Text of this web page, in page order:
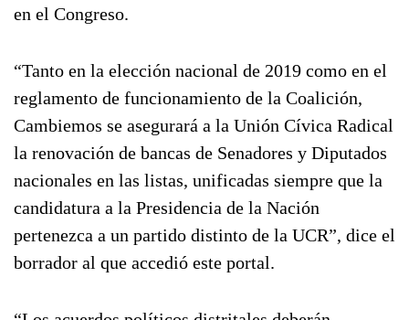
en el Congreso.
“Tanto en la elección nacional de 2019 como en el
reglamento de funcionamiento de la Coalición,
Cambiemos se asegurará a la Unión Cívica Radical
la renovación de bancas de Senadores y Diputados
nacionales en las listas, unificadas siempre que la
candidatura a la Presidencia de la Nación
pertenezca a un partido distinto de la UCR”, dice el
borrador al que accedió este portal.